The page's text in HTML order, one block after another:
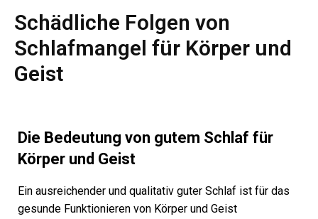
Schädliche Folgen von
Schlafmangel für Körper und
Geist
Die Bedeutung von gutem Schlaf für
Körper und Geist
Ein ausreichender und qualitativ guter Schlaf ist für das
gesunde Funktionieren von Körper und Geist